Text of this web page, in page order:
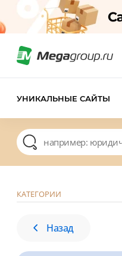
УНИКАЛЬНЫЕ САЙТЫ
КАТЕГОРИИ
Назад